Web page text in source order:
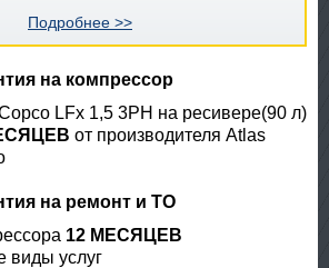
Подробнее >>
на компрессор
LFx 1,5 3PH на ресивере(90 л)
от производителя Atlas
на ремонт и ТО
12 МЕСЯЦЕВ
виды услуг